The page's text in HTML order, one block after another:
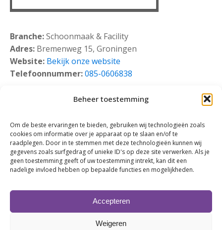
Beheer toestemming
Om de beste ervaringen te bieden, gebruiken wij technologieën zoals
cookies om informatie over je apparaat op te slaan en/of te
raadplegen. Door in te stemmen met deze technologieën kunnen wij
gegevens zoals surfgedrag of unieke ID's op deze site verwerken. Als je
geen toestemming geeft of uw toestemming intrekt, kan dit een
nadelige invloed hebben op bepaalde functies en mogelijkheden.
Accepteren
Weigeren
Branche:Schoonmaak & Facility
Adres: Bremenweg 15, Groningen
Website: Bekijk onze website
Telefoonnummer:085-0606838
Klik om marketing cookies te accepteren en
deze inhoud in te schakelen